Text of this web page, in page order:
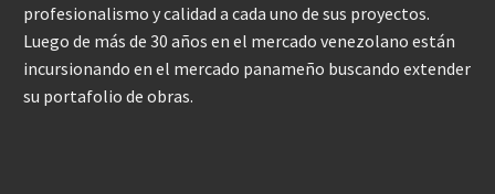
profesionalismo y calidad a cada uno de sus proyectos.
Luego de más de 30 años en el mercado venezolano están
incursionando en el mercado panameño buscando extender
su portafolio de obras.